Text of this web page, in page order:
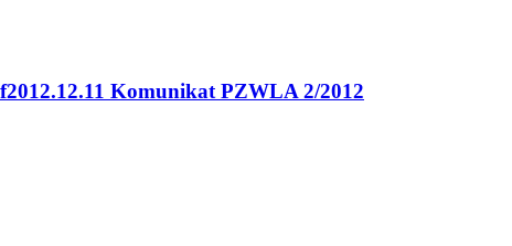
2012.12.11 Komunikat PZWLA 2/2012